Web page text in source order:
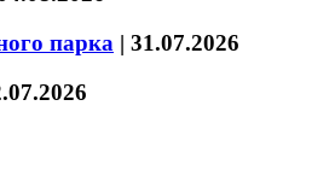
парка | 31.07.2026